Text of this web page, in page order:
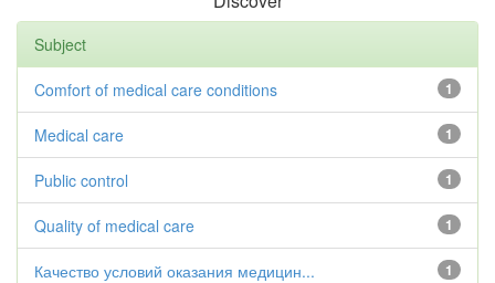
Subject
1
Comfort of medical care conditions
1
Medical care
1
Public control
1
Quality of medical care
1
Качество условий оказания медицин...